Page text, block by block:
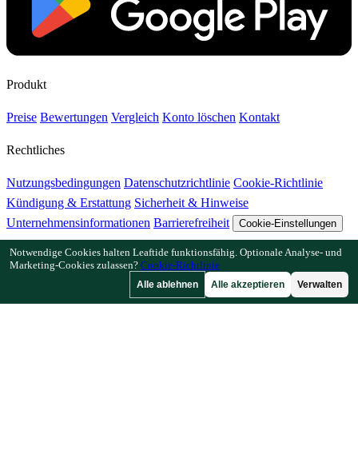
Produkt
Preise Bewertungen Vergleich Konto löschen Kontakt
Rechtliches
Nutzungsbedingungen Datenschutzrichtlinie Cookie-Richtlinie
Kündigung & Erstattung Sicherheit & Hinweise
Unternehmensinformationen Barrierefreiheit Cookie-Einstellungen
Funktionen
Beetplaner-Anleitung Pflanzenbibliothek
Gartengalerie
Notwendige Cookies halten Leaftide funktionsfähig. Optionale Analyse- und
Marketing-Cookies zulassen? Cookie-Richtlinie
Alle ablehnen Alle akzeptieren Verwalten